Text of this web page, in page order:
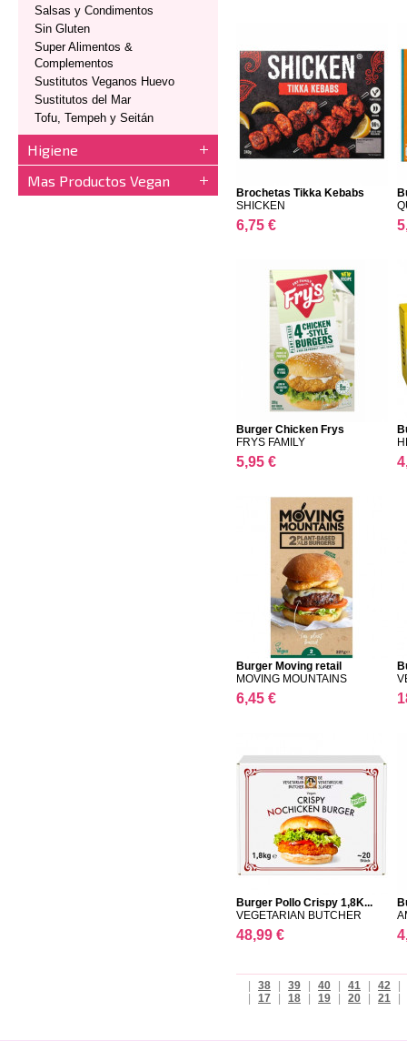
Salsas y Condimentos
Sin Gluten
Super Alimentos &
Complementos
Sustitutos Veganos Huevo
Sustitutos del Mar
Tofu, Tempeh y Seitán
Higiene
Mas Productos Vegan
Brochetas Tikka Kebabs
SHICKEN
6,75 €
Burger Chicken Frys
FRYS FAMILY
5,95 €
Burger Moving retail
MOVING MOUNTAINS
6,45 €
Burger Pollo Crispy 1,8K...
VEGETARIAN BUTCHER
48,99 €
42
41
40
39
38
21
20
19
18
17